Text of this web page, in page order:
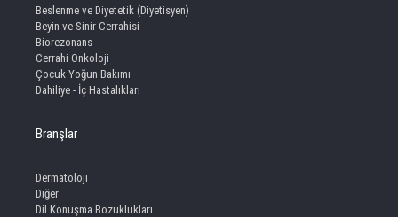
Beslenme ve Diyetetik (Diyetisyen)
Beyin ve Sinir Cerrahisi
Biorezonans
Cerrahi Onkoloji
Çocuk Yoğun Bakımı
Dahiliye - İç Hastalıkları
Branşlar
Dermatoloji
Diğer
Dil Konuşma Bozuklukları